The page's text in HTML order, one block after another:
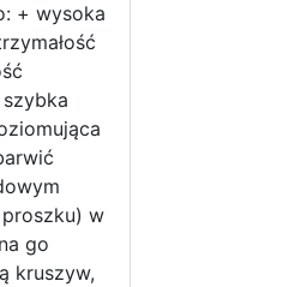
+ wysoka
w
go
kruszyw,